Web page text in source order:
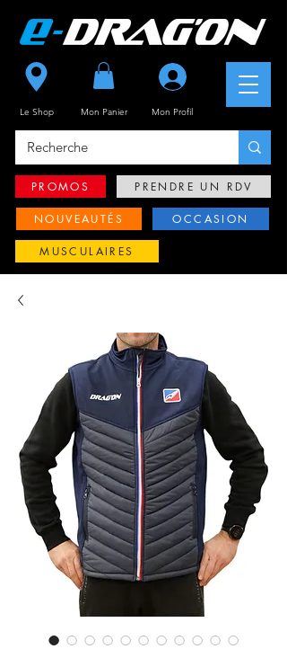
Le Shop Mon Panier
Se connecter
Mon Profil
PROMOS PRENDRE UN RDV
NOUVEAUTÉS OCCASION
MUSCULAIRES